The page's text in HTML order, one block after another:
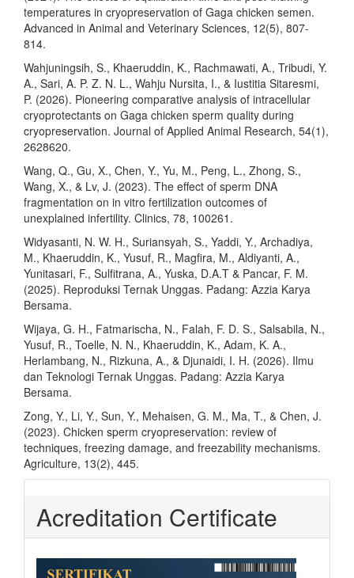
temperatures in cryopreservation of Gaga chicken semen.
Advanced in Animal and Veterinary Sciences, 12(5), 807-
814.
Wahjuningsih, S., Khaeruddin, K., Rachmawati, A., Tribudi, Y.
A., Sari, A. P. Z. N. L., Wahju Nursita, I., & Iustitia Sitaresmi,
P. (2026). Pioneering comparative analysis of intracellular
cryoprotectants on Gaga chicken sperm quality during
cryopreservation. Journal of Applied Animal Research, 54(1),
2628620.
Wang, Q., Gu, X., Chen, Y., Yu, M., Peng, L., Zhong, S.,
Wang, X., & Lv, J. (2023). The effect of sperm DNA
fragmentation on in vitro fertilization outcomes of
unexplained infertility. Clinics, 78, 100261.
Widyasanti, N. W. H., Suriansyah, S., Yaddi, Y., Archadiya,
M., Khaeruddin, K., Yusuf, R., Magfira, M., Aldiyanti, A.,
Yunitasari, F., Sulfitrana, A., Yuska, D.A.T & Pancar, F. M.
(2025). Reproduksi Ternak Unggas. Padang: Azzia Karya
Bersama.
Wijaya, G. H., Fatmarischa, N., Falah, F. D. S., Salsabila, N.,
Yusuf, R., Toelle, N. N., Khaeruddin, K., Adam, K. A.,
Herlambang, N., Rizkuna, A., & Djunaidi, I. H. (2026). Ilmu
dan Teknologi Ternak Unggas. Padang: Azzia Karya
Bersama.
Zong, Y., Li, Y., Sun, Y., Mehaisen, G. M., Ma, T., & Chen, J.
(2023). Chicken sperm cryopreservation: review of
techniques, freezing damage, and freezability mechanisms.
Agriculture, 13(2), 445.
Acreditation Certificate